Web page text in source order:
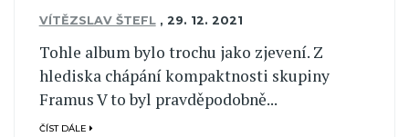
VÍTĚZSLAV ŠTEFL , 29. 12. 2021
Tohle album bylo trochu jako zjevení. Z
hlediska chápání kompaktnosti skupiny
Framus V to byl pravděpodobně...
ČÍST DÁLE